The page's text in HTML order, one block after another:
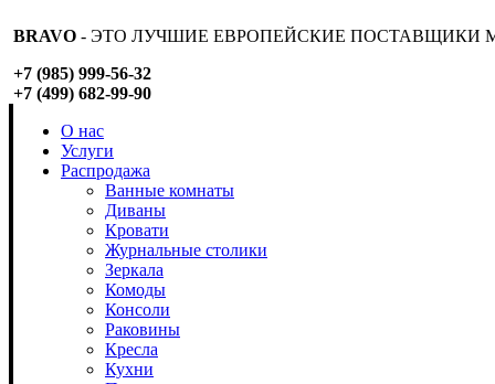
BRAVO - ЭТО ЛУЧШИЕ ЕВРОПЕЙСКИЕ ПОСТАВЩИКИ
+7 (985) 999-56-32
+7 (499) 682-99-90
О нас
Услуги
Распродажа
Ванные комнаты
Диваны
Кровати
Журнальные столики
Зеркала
Комоды
Консоли
Раковины
Кресла
Кухни